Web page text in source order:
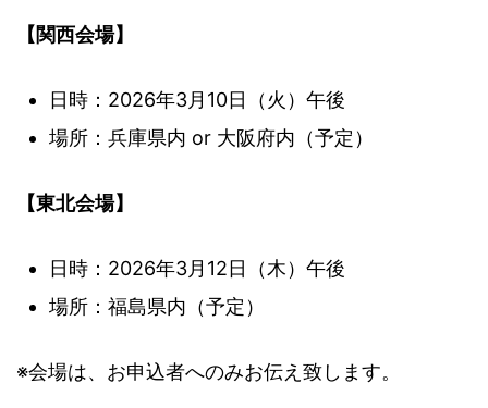
【関西会場】
日時：2026年3月10日（火）午後
場所：兵庫県内 or 大阪府内（予定）
【東北会場】
日時：2026年3月12日（木）午後
場所：福島県内（予定）
※会場は、お申込者へのみお伝え致します。